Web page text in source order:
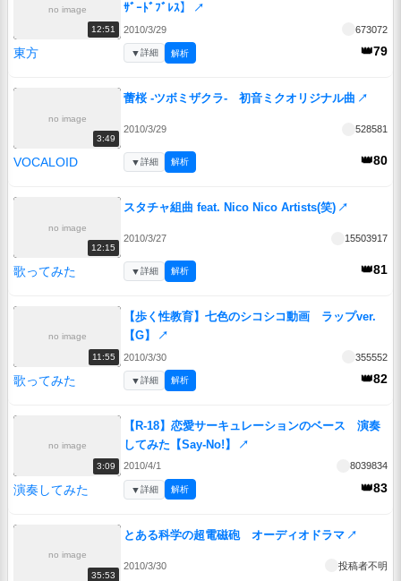
no image
12:51
ｻﾞｰﾄﾞﾌﾞﾚｽ】
↗
2010/3/29 673072
東方 👑79
▼詳細 解析
no image
3:49
蕾桜 -ツボミザクラ- 初音ミクオリジナル曲 ↗
2010/3/29 528581
VOCALOID 👑80
▼詳細 解析
no image
12:15
スタチャ組曲 feat. Nico Nico Artists(笑) ↗
2010/3/27 15503917
歌ってみた 👑81
▼詳細 解析
no image
11:55
【歩く性教育】七色のシコシコ動画 ラップver.
【G】
↗
2010/3/30 355552
歌ってみた 👑82
▼詳細 解析
no image
3:09
【R-18】恋愛サーキュレーションのベース 演奏
してみた【Say-No!】
↗
2010/4/1 8039834
演奏してみた 👑83
▼詳細 解析
no image
35:53
とある科学の超電磁砲 オーディオドラマ ↗
2010/3/30 投稿者不明